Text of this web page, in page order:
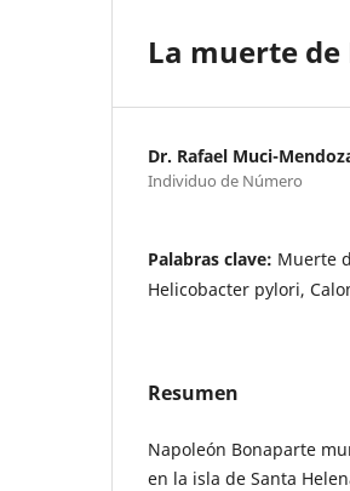
La muerte
Dr. Rafael Muci-
Individuo de Número
Palabras clave: Muerte
Helicobacter pylori,
Resumen
Napoleón Bonaparte
en la isla de Santa